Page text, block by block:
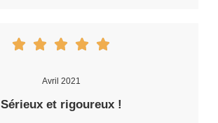
Avril 2021
Sérieux et rigoureux !